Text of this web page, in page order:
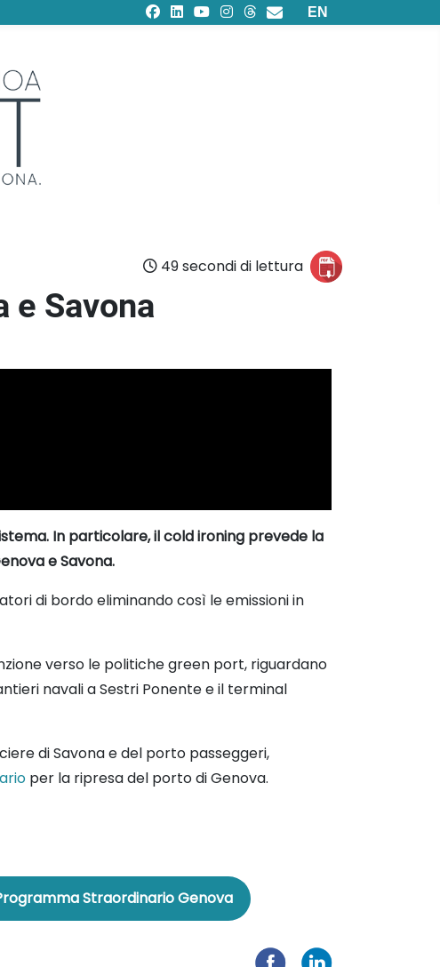
Seleziona la tua
EN
49 secondi di lettura
e Savona
In particolare, il cold ironing prevede la
e Savona.
di bordo eliminando così le emissioni in
verso le politiche green port, riguardano
navali a Sestri Ponente e il terminal
di Savona e del porto passeggeri,
per la ripresa del porto di Genova.
Straordinario Genova